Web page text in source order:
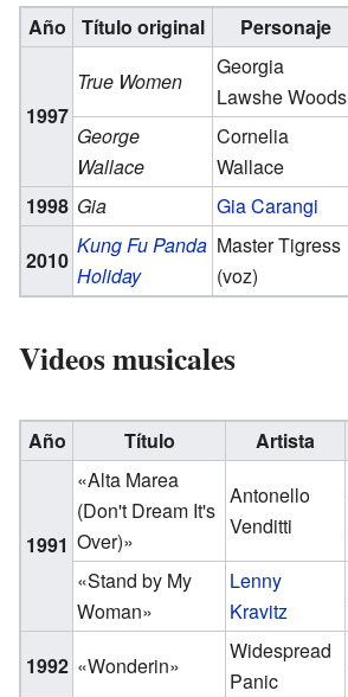
Año Título original Personaje
1997
True Women
Georgia
Lawshe Woods
George
Wallace
Cornelia
Wallace
1998 Gia
Gia Carangi
2010
Kung Fu Panda
Holiday
Master Tigress
(voz)
Videos musicales
Año Título Artista
1991
«Alta Marea
(Don't Dream It's
Over)»
Antonello
Venditti
«Stand by My
Woman»
Lenny
Kravitz
1992 «Wonderin»
Widespread
Panic